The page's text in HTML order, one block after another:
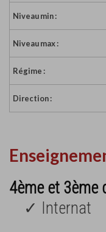
Niveau min :
Niveau max :
Régime :
Direction :
4ème et 3ème
✓ Internat